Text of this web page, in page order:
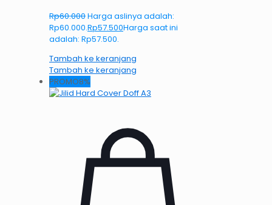
Rp60.000Harga aslinya adalah:
Rp60.000.Rp57.500Harga saat ini
adalah: Rp57.500.
Tambah ke keranjang
Tambah ke keranjang
PROMO8%